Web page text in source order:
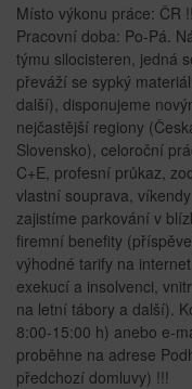
Místo výkonu práce: ČR
Pracovní doba: Po-Pá.
týmu silocisteren, jedná
převáží se sypký
další), disponujeme
nejčastější regiony
Slovensko), celoroční
C+E, profesní průkaz,
vlastní souprava,
zajistíme parkování v
firemní benefity
výhodné tarify na
exekucí a insolvenci,
na letní tábory a další).
8:00-15:00 h) anebo e-
proběhne na adrese
předchozí domluvy) !!!